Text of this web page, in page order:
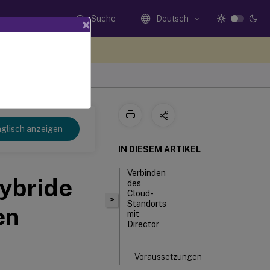
Suche Deutsch
anzeigen
>
IN DIESEM ARTIKEL
Verbinden
des
Cloud-
Standorts
mit
Director
Voraussetzungen
×